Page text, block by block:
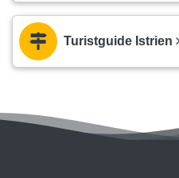
Turistguide Istrien